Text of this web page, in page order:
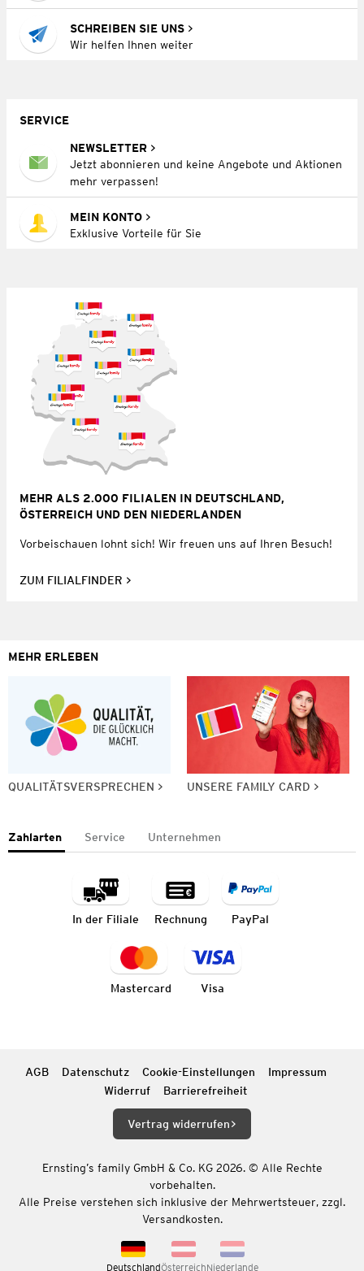
SCHREIBEN SIE UNS
Wir helfen Ihnen weiter
SERVICE
NEWSLETTER
Jetzt abonnieren und keine Angebote und Aktionen
mehr verpassen!
MEIN KONTO
Exklusive Vorteile für Sie
MEHR ALS 2.000 FILIALEN IN DEUTSCHLAND,
ÖSTERREICH UND DEN NIEDERLANDEN
Vorbeischauen lohnt sich! Wir freuen uns auf Ihren Besuch!
ZUM FILIALFINDER
MEHR ERLEBEN
QUALITÄTSVERSPRECHEN UNSERE FAMILY CARD
Zahlarten Service Unternehmen
In der Filiale Rechnung PayPal
Mastercard Visa
AGB Datenschutz Cookie-Einstellungen
Impressum
Widerruf
Barrierefreiheit
Vertrag widerrufen
Ernsting’s family GmbH & Co. KG 2026. © Alle Rechte
vorbehalten.
Alle Preise verstehen sich inklusive der Mehrwertsteuer, zzgl.
Versandkosten.
DeutschlandÖsterreichNiederlande